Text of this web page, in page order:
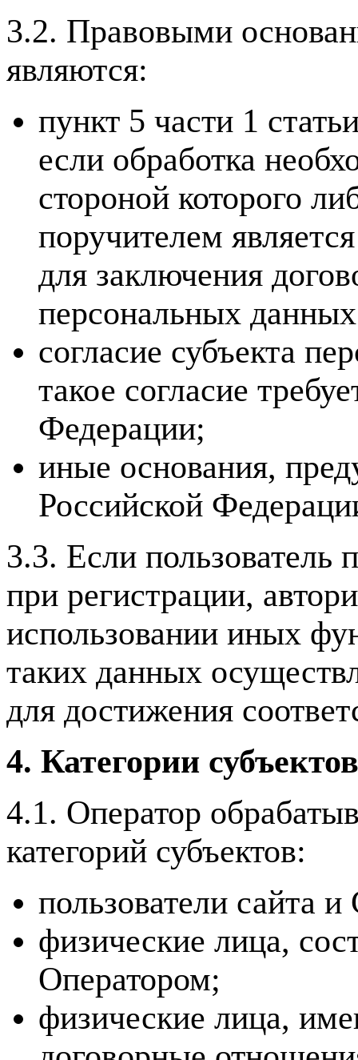
3.2. Правовыми
являются:
пункт 5 части 1
если обработка
стороной которого
поручителем
для заключения
персональных
согласие субъекта
такое согласие
Федерации;
иные основания,
Российской
3.3. Если пользователь
при регистрации,
использовании иных
таких данных
для достижения
4. Категории
4.1. Оператор
категорий субъектов:
пользователи сайта
физические лица,
Оператором;
физические лица,